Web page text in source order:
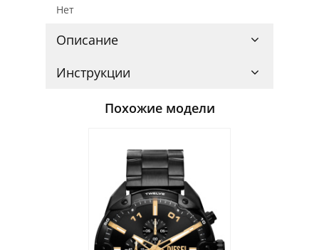
Нет
Описание
Инструкции
Похожие модели